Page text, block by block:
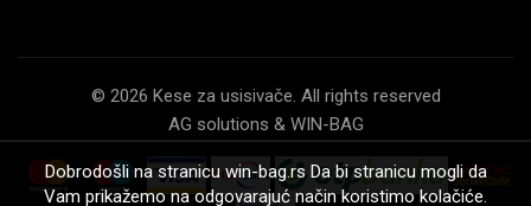
© 2026 Kese za usisivače. All rights reserved
AG solutions & WIN-BAG
Dobrodošli na stranicu win-bag.rs Da bi stranicu mogli da
Vam prikažemo na odgovarajuć način koristimo kolačiće.